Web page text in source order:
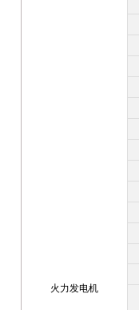
火力发电机